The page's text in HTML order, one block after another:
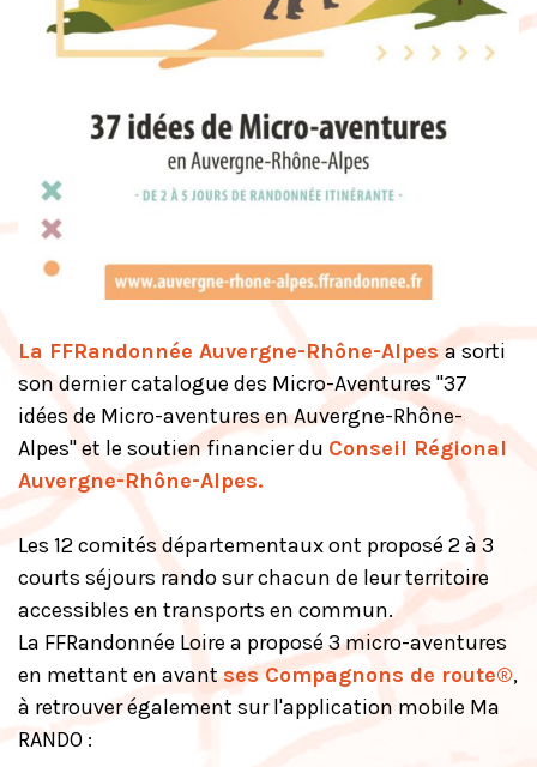
La FFRandonnée Auvergne-Rhône-Alpes a sorti
son dernier catalogue des Micro-Aventures "37
idées de Micro-aventures en Auvergne-Rhône-
Alpes" et le soutien financier du Conseil Régional
Auvergne-Rhône-Alpes.
Les 12 comités départementaux ont proposé 2 à 3
courts séjours rando sur chacun de leur territoire
accessibles en transports en commun.
La FFRandonnée Loire a proposé 3 micro-aventures
en mettant en avantses Compagnons de route®,
à retrouver également sur l'application mobile Ma
RANDO :